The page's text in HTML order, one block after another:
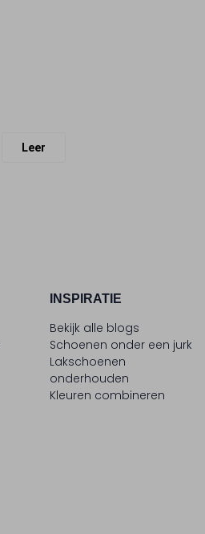
Leer
INSPIRATIE
Bekijk alle blogs
Schoenen onder een jurk
Lakschoenen
onderhouden
Kleuren combineren